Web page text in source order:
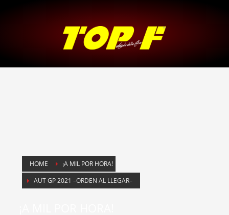
HOME
¡A MIL POR HORA!
AUT GP 2021 –ORDEN AL LLEGAR–